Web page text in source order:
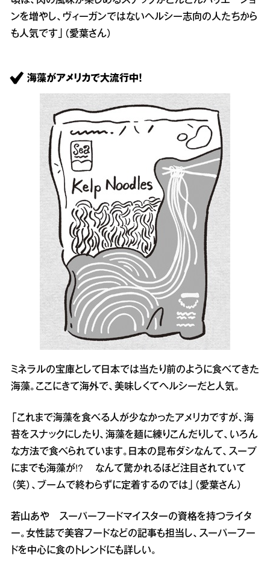
ンを増やし、ヴィーガンではないヘルシー志向の人たちから
も人気です」（愛葉さん）
海藻がアメリカで大流行中！
ミネラルの宝庫として日本では当たり前のように食べてきた
海藻。ここにきて海外で、美味しくてヘルシーだと人気。
「これまで海藻を食べる人が少なかったアメリカですが、海
苔をスナックにしたり、海藻を麺に練りこんだりして、いろん
な方法で食べられています。日本の昆布ダシなんて、スープ
にまでも海藻が!? なんて驚かれるほど注目されていて
（笑）、ブームで終わらずに定着するのでは」（愛葉さん）
若山あや スーパーフードマイスターの資格を持つライタ
ー。女性誌で美容フードなどの記事も担当し、スーパーフー
ドを中心に食のトレンドにも詳しい。